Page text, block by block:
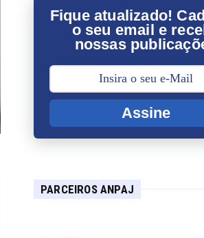
Fique atualizado!
o seu email e
nossas
Assine
PARCEIROS ANPAJ